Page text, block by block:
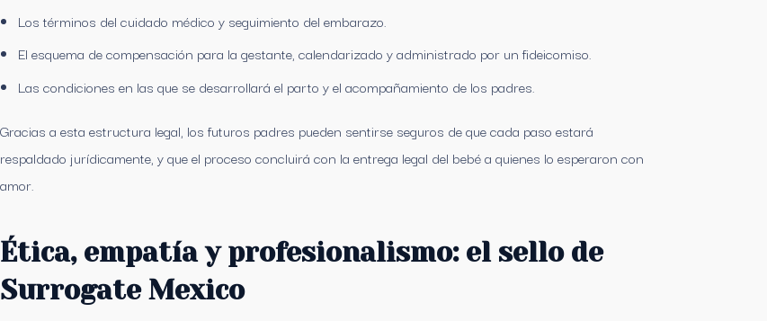
Los términos del cuidado médico y seguimiento del embarazo.
El esquema de compensación para la gestante, calendarizado y administrado por un fideicomiso.
Las condiciones en las que se desarrollará el parto y el acompañamiento de los padres.
Gracias a esta estructura legal, los futuros padres pueden sentirse seguros de que cada paso estará
respaldado jurídicamente, y que el proceso concluirá con la entrega legal del bebé a quienes lo esperaron con
amor.
Ética, empatía y profesionalismo: el sello de
Surrogate Mexico